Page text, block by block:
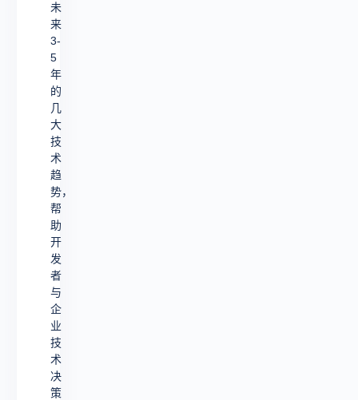
未
来
3-
5
年
的
几
大
技
术
趋
势，
帮
助
开
发
者
与
企
业
技
术
决
策